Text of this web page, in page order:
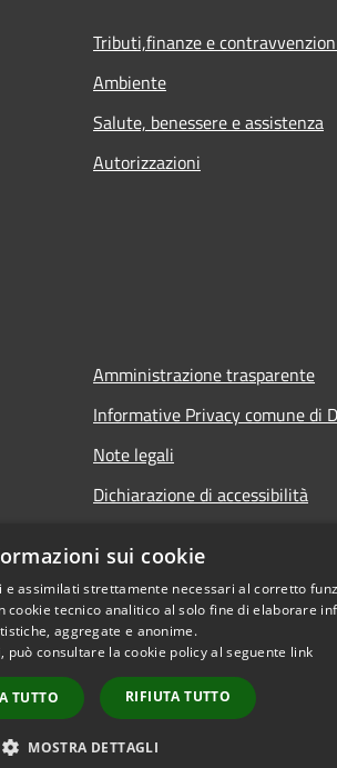
Tributi,finanze e
Ambiente
Salute, benessere e assistenza
Autorizzazioni
Amministrazione trasparente
Informative Privacy comune di
Note legali
Dichiarazione di accessibilità
Copyright © 2026 •
sui cookie
e assimilati strettamente necessari al corretto
cookie tecnico analitico al solo fine di elaborare
aggregate e anonime.
può consultare la cookie policy al seguente link
TUTTO RIFIUTA TUTTO
MOSTRA DETTAGLI